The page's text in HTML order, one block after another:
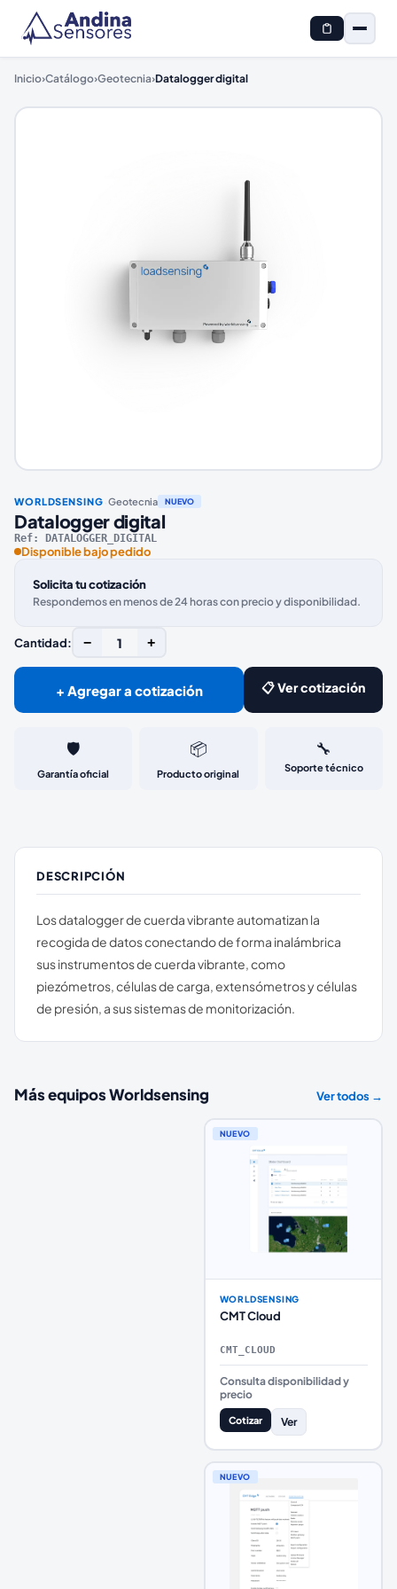
Inicio›Catálogo›Geotecnia›Datalogger digital
WORLDSENSING Geotecnia NUEVO
Datalogger digital
Ref: DATALOGGER_DIGITAL
Disponible bajo pedido
Solicita tu cotización
Respondemos en menos de 24 horas con precio y disponibilidad.
Cantidad: − 1 +
+ Agregar a cotización 📋 Ver cotización
🛡️
Garantía oficial
📦
Producto original
🔧
Soporte técnico
DESCRIPCIÓN
Los datalogger de cuerda vibrante automatizan la
recogida de datos conectando de forma inalámbrica
sus instrumentos de cuerda vibrante, como
piezómetros, células de carga, extensómetros y células
de presión, a sus sistemas de monitorización.
Más equiposWorldsensing Ver todos →
NUEVO
WORLDSENSING
CMT Cloud
CMT_CLOUD
Consulta disponibilidad y
precio
Cotizar Ver
NUEVO